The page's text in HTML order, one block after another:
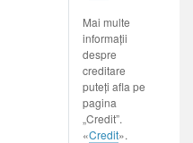
Mai multe
informații
despre
creditare
puteți afla pe
pagina
„Credit”.
«Credit».